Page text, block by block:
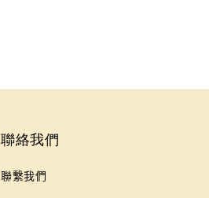
聯絡我們
聯繫我們